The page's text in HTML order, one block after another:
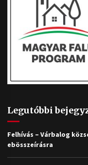
Legutóbbi
Felhívás – Várbalog
ebösszeírásra